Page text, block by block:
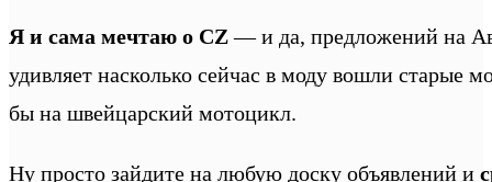
Я и сама мечтаю о CZ— и да, предложений на
удивляет насколько сейчас в моду вошли старые
бы на швейцарский мотоцикл.
Ну просто зайдите на любую доску объявлений и